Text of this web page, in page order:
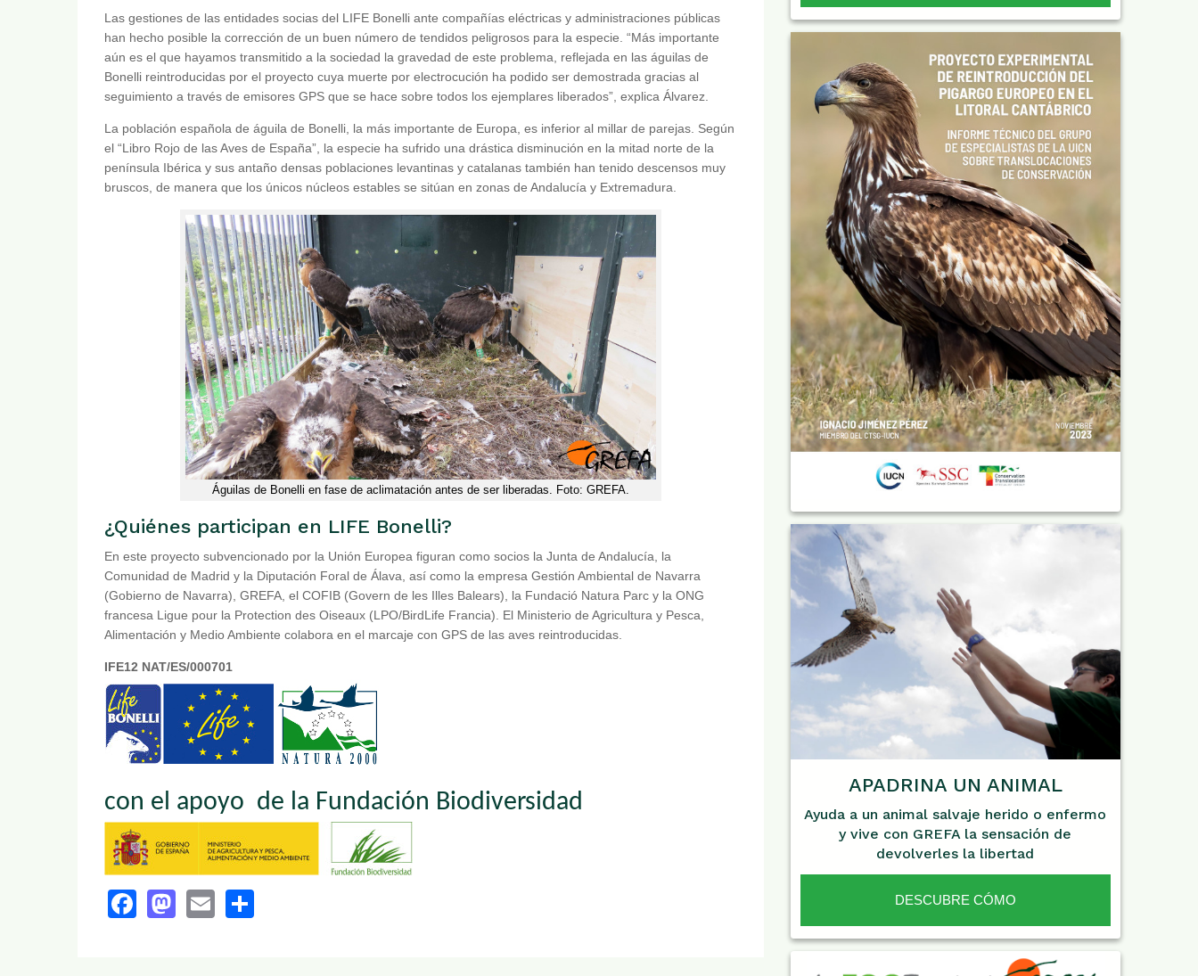
Las gestiones de las entidades socias del LIFE Bonelli ante compañías eléctricas y administraciones públicas
han hecho posible la corrección de un buen número de tendidos peligrosos para la especie. “Más importante
aún es el que hayamos transmitido a la sociedad la gravedad de este problema, reflejada en las águilas de
Bonelli reintroducidas por el proyecto cuya muerte por electrocución ha podido ser demostrada gracias al
seguimiento a través de emisores GPS que se hace sobre todos los ejemplares liberados”, explica Álvarez.
La población española de águila de Bonelli, la más importante de Europa, es inferior al millar de parejas. Según
el “Libro Rojo de las Aves de España”, la especie ha sufrido una drástica disminución en la mitad norte de la
península Ibérica y sus antaño densas poblaciones levantinas y catalanas también han tenido descensos muy
bruscos, de manera que los únicos núcleos estables se sitúan en zonas de Andalucía y Extremadura.
Águilas de Bonelli en fase de aclimatación antes de ser liberadas. Foto: GREFA.
¿Quiénes participan en LIFE Bonelli?
En este proyecto subvencionado por la Unión Europea figuran como socios la Junta de Andalucía, la
Comunidad de Madrid y la Diputación Foral de Álava, así como la empresa Gestión Ambiental de Navarra
(Gobierno de Navarra), GREFA, el COFIB (Govern de les Illes Balears), la Fundació Natura Parc y la ONG
francesa Ligue pour la Protection des Oiseaux (LPO/BirdLife Francia). El Ministerio de Agricultura y Pesca,
Alimentación y Medio Ambiente colabora en el marcaje con GPS de las aves reintroducidas.
IFE12 NAT/ES/000701
con el apoyo de la Fundación Biodiversidad
Facebook
Mastodon
Email
APADRINA UN ANIMAL
Ayuda a un animal salvaje herido o enfermo
y vive con GREFA la sensación de
devolverles la libertad
DESCUBRE CÓMO